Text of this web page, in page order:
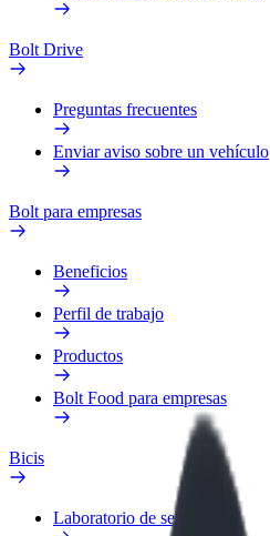
Bolt Drive
Preguntas frecuentes
Enviar aviso sobre un vehículo
Bolt para empresas
Beneficios
Perfil de trabajo
Productos
Bolt Food para empresas
Bicis
Laboratorio de seguridad